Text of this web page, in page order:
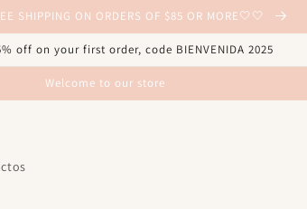
SHIPPING ON ORDERS OF $85 OR MORE🤍🤍
off on your first order, code BIENVENIDA 2025
Welcome to our store